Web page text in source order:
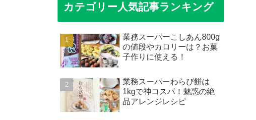
カテゴリー人気記事ランキング
業務スーパーこしあん800g
の値段やカロリーは？お菓
子作りに使える！
業務スーパーわらび餅は
1kgで神コスパ！魅惑の絶
品アレンジレシピ